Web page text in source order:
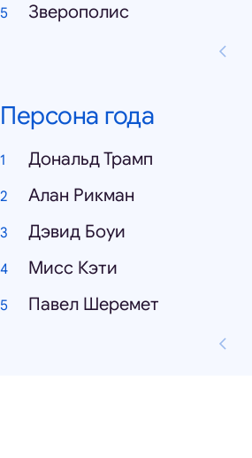
Зверополис
Персона года
Дональд Трамп
Алан Рикман
Дэвид Боуи
Мисс Кэти
Павел Шеремет